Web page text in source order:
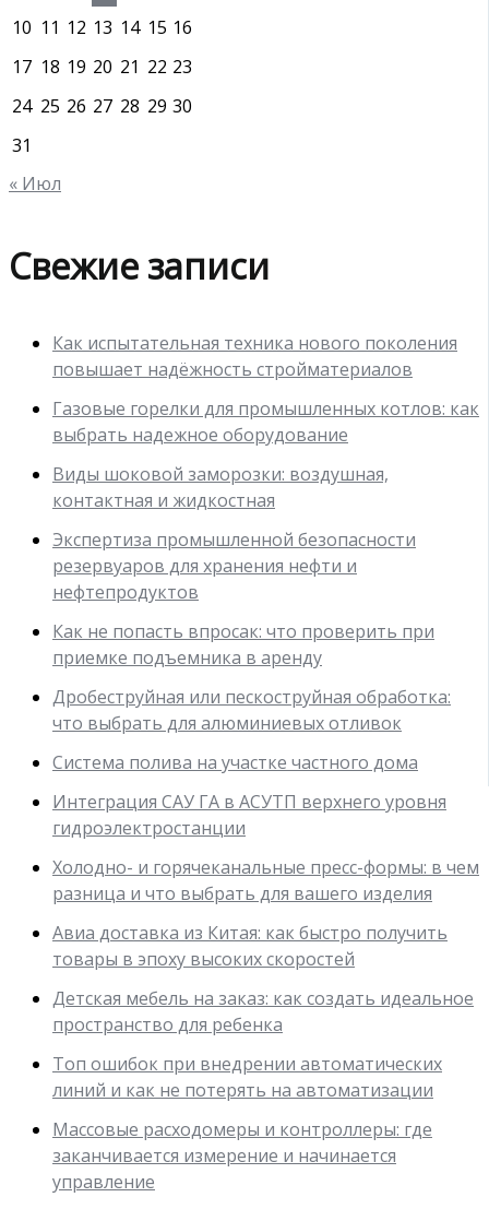
10 11 12 13 14 15 16
17 18 19 20 21 22 23
24 25 26 27 28 29 30
31
« Июл
Свежие записи
Как испытательная техника нового поколения
повышает надёжность стройматериалов
Газовые горелки для промышленных котлов: как
выбрать надежное оборудование
Виды шоковой заморозки: воздушная,
контактная и жидкостная
Экспертиза промышленной безопасности
резервуаров для хранения нефти и
нефтепродуктов
Как не попасть впросак: что проверить при
приемке подъемника в аренду
Дробеструйная или пескоструйная обработка:
что выбрать для алюминиевых отливок
Система полива на участке частного дома
Интеграция САУ ГА в АСУТП верхнего уровня
гидроэлектростанции
Холодно- и горячеканальные пресс-формы: в чем
разница и что выбрать для вашего изделия
Авиа доставка из Китая: как быстро получить
товары в эпоху высоких скоростей
Детская мебель на заказ: как создать идеальное
пространство для ребенка
Топ ошибок при внедрении автоматических
линий и как не потерять на автоматизации
Массовые расходомеры и контроллеры: где
заканчивается измерение и начинается
управление